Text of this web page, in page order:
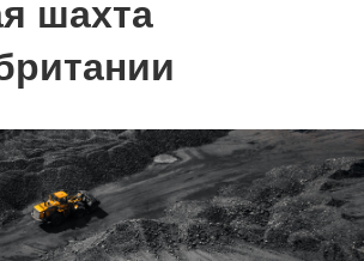
шахта